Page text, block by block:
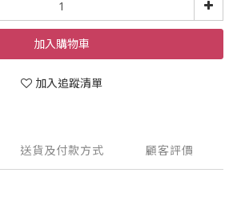
加入購物車
加入追蹤清單
送貨及付款方式 顧客評價